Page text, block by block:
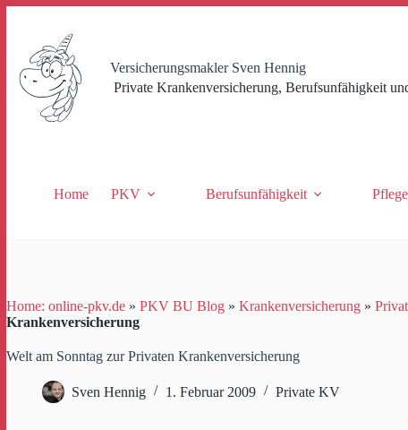
springen
Versicherungsmakler Sven Hennig
Private Krankenversicherung, Berufsunfähigkeit
Home PKV Berufsunfähigkeit Pflege
Home: online-pkv.de » PKV BU Blog » Krankenversicherung »
Krankenversicherung
Welt am Sonntag zur Privaten Krankenversicherung
Sven Hennig 1. Februar 2009 Private KV